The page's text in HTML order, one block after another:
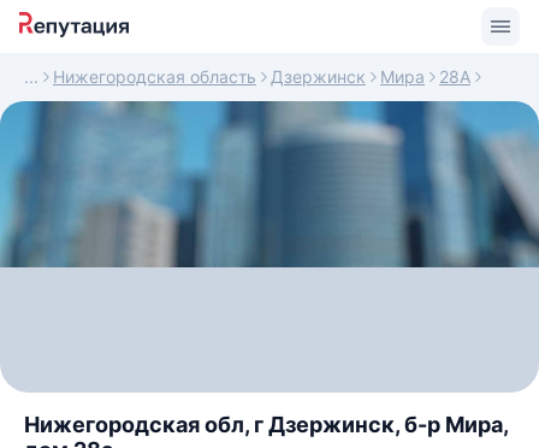
Нижегородская область Дзержинск Мира 28А
Нижегородская обл, г Дзержинск, б-р Мира,